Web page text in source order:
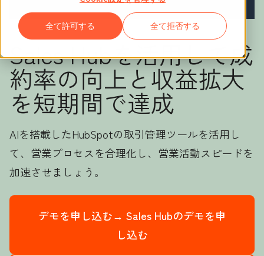
全て許可する 全て拒否する
Sales Hubを活用して成
約率の向上と収益拡大
を短期間で達成
AIを搭載したHubSpotの取引管理ツールを活用し
て、営業プロセスを合理化し、営業活動スピードを
加速させましょう。
デモを申し込む→ Sales Hubのデモを申
し込む